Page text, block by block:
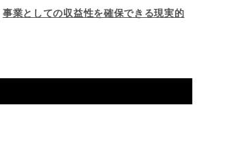
事業としての収益性を確保できる現実的